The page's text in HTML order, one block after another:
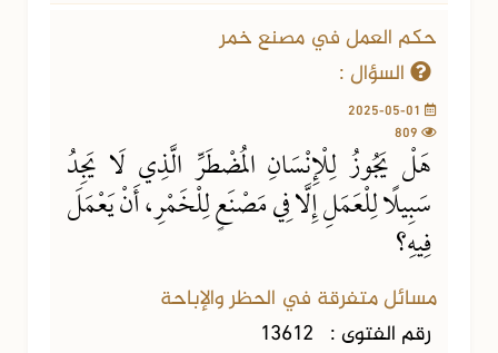
حكم العمل في مصنع خمر
السؤال :
هَلْ يَجُوزُ لِلْإِنْسَانِ المُضْطَرِّ الَّذِي لَا يَجِدُ
سَبِيلًا لِلْعَمَلِ إِلَّا فِي مَصْنَعٍ لِلْخَمْرِ، أَنْ يَعْمَلَ
فِيهِ؟
مسائل متفرقة في الحظر والإباحة
رقم الفتوى : 13612